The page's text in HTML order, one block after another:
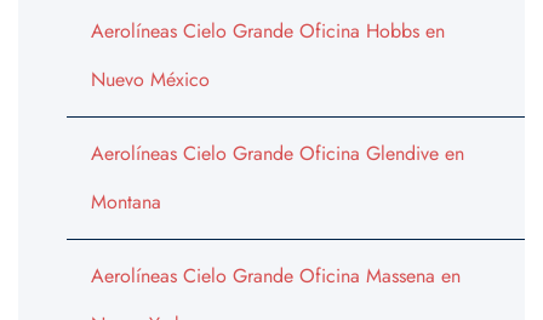
Aerolíneas Cielo Grande Oficina Hobbs en
Nuevo México
Aerolíneas Cielo Grande Oficina Glendive en
Montana
Aerolíneas Cielo Grande Oficina Massena en